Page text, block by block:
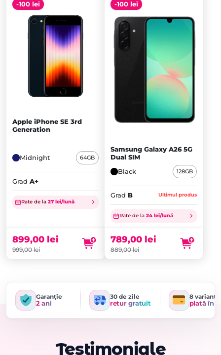
-100 lei
Apple iPhone SE 3rd
Generation
Midnight 64GB
Grad A+
Rate de la 27 lei/lună
999,00lei
Prețul
fost:
999,00 lei.
899,00 lei
este:
899,00 lei.
-100 lei
Samsung Galaxy A26 5G
Dual SIM
Black
128GB
Grad B Ultimul produs
Rate de la 24 lei/lună
889,00lei
Prețul
inițial
fost:
889,00 lei.
789,00 lei
Prețul
este:
789,00 lei.
Garanție
2 ani
30 de zile
retur gratuit
8 variante
plată în
Testimoniale